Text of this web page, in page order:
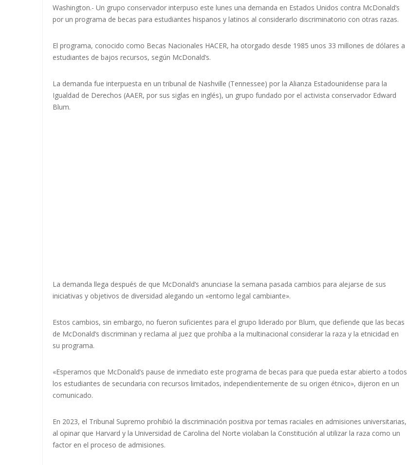
Washington.- Un grupo conservador interpuso este lunes una demanda en Estados Unidos contra McDonald’s
por un programa de becas para estudiantes hispanos y latinos al considerarlo discriminatorio con otras razas.
El programa, conocido como Becas Nacionales HACER, ha otorgado desde 1985 unos 33 millones de dólares a
estudiantes de bajos recursos, según McDonald’s.
La demanda fue interpuesta en un tribunal de Nashville (Tennessee) por la Alianza Estadounidense para la
Igualdad de Derechos (AAER, por sus siglas en inglés), un grupo fundado por el activista conservador Edward
Blum.
La demanda llega después de que McDonald’s anunciase la semana pasada cambios para alejarse de sus
iniciativas y objetivos de diversidad alegando un «entorno legal cambiante».
Estos cambios, sin embargo, no fueron suficientes para el grupo liderado por Blum, que defiende que las becas
de McDonald’s discriminan y reclama al juez que prohíba a la multinacional considerar la raza y la etnicidad en
su programa.
«Esperamos que McDonald’s pause de inmediato este programa de becas para que pueda estar abierto a todos
los estudiantes de secundaria con recursos limitados, independientemente de su origen étnico», dijeron en un
comunicado.
En 2023, el Tribunal Supremo prohibió la discriminación positiva por temas raciales en admisiones universitarias,
al opinar que Harvard y la Universidad de Carolina del Norte violaban la Constitución al utilizar la raza como un
factor en el proceso de admisiones.